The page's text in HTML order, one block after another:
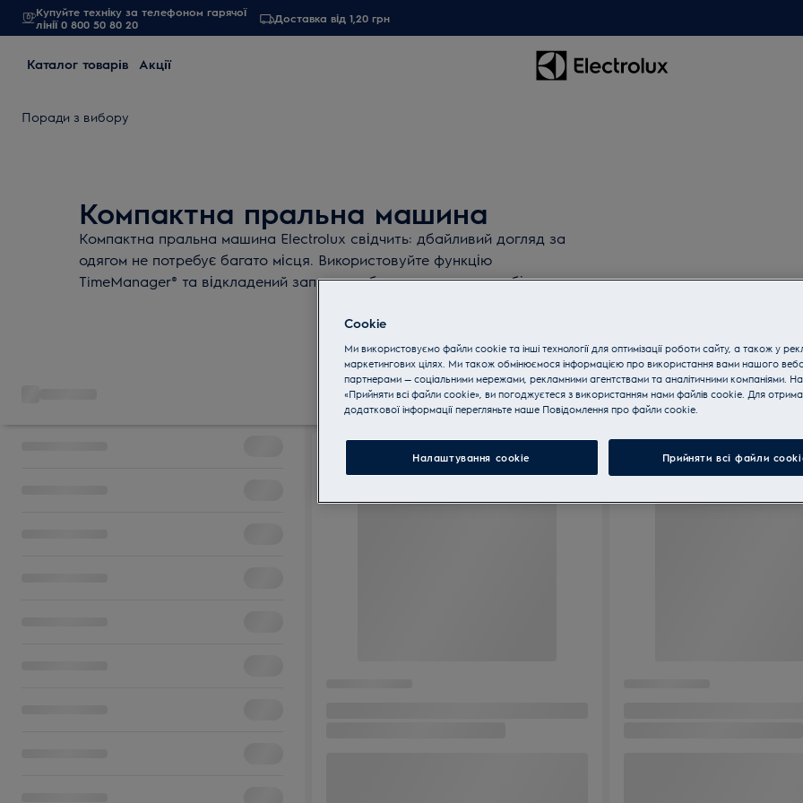
Купуйте техніку за телефоном гарячої
лінії 0 800 50 80 20
Доставка від 1,20 грн
Каталог товарів Акції
Поради з вибору
Компактна пральна машина
Компактна пральна машина Electrolux свідчить: дбайливий догляд за
одягом не потребує багато місця. Використовуйте функцію
TimeManager® та відкладений запуск, щоб отримувати чисту білизну
залежно від завантаження. Вузька пральна машина "Електролюкс" -
Cookie
Ми використовуємо файли cookie та інші технології для оптимізації роботи сайту, а також у
маркетингових цілях. Ми також обмінюємося інформацією про використання вами нашого
партнерами — соціальними мережами, рекламними агентствами та аналітичними компаніями.
«Прийняти всі файли cookie», ви погоджуєтеся з використанням нами файлів cookie. Для
додаткової інформації перегляньте наше Пoвідомлення прo файли cookie.
Налаштування cookie Прийняти всі файли